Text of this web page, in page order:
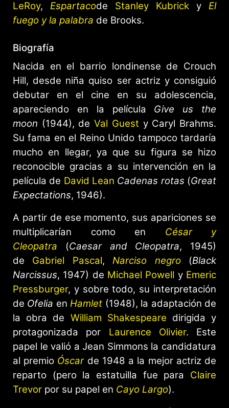
LeRoy, Espartacode Stanley Kubrick y El
fuego y la palabra de Brooks.
Biografía
Nacida en el barrio londinense de Crouch
Hill, desde niña quiso ser actriz y consiguió
debutar en el cine en su adolescencia,
apareciendo en la película Give us the
moon (1944), deVal Guest y Caryl Brahms.
Su fama en el Reino Unido tampoco tardaría
mucho en llegar, ya que su figura se hizo
reconocible gracias a su intervención en la
película de David Lean Cadenas rotas (Great
Expectations, 1946).
A partir de ese momento, sus apariciones se
multiplicarían como en César y
Cleopatra (Caesar and Cleopatra, 1945)
de Gabriel Pascal,Narciso negro(Black
Narcissus, 1947) de Michael Powell y Emeric
Pressburger, y sobre todo, su interpretación
de Ofelia enHamlet (1948), la adaptación de
la obra de William Shakespeare dirigida y
protagonizada por Laurence Olivier. Este
papel le valió a Jean Simmons la candidatura
al premio Óscarde 1948 a la mejor actriz de
reparto (pero la estatuilla fue para Claire
Trevor por su papel en Cayo Largo).